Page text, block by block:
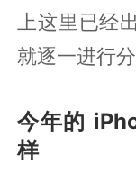
上这里已经
就逐一进行分
今年的
样